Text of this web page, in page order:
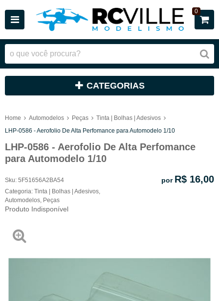
0
CATEGORIAS
Home Automodelos Peças
Tinta | Bolhas | Adesivos
LHP-0586 - Aerofolio De Alta Perfomance para Automodelo 1/10
LHP-0586 - Aerofolio De Alta Perfomance
para Automodelo 1/10
Sku: 5F51656A2BA54
Categoria: Tinta | Bolhas | Adesivos
Automodelos Peças
Produto Indisponível
por R$ 16,00